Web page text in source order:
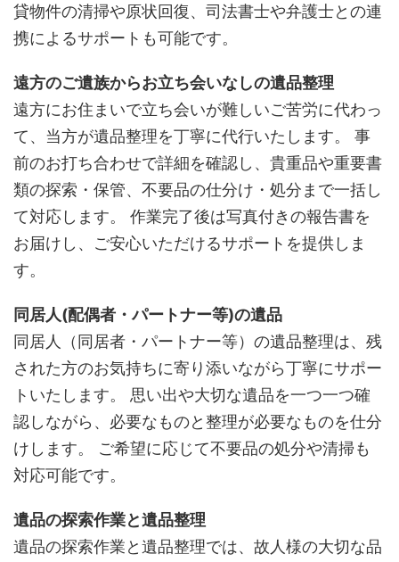
貸物件の清掃や原状回復、司法書士や弁護士との連
携によるサポートも可能です。
遠方のご遺族からお立ち会いなしの遺品整理
遠方にお住まいで立ち会いが難しいご苦労に代わっ
て、当方が遺品整理を丁寧に代行いたします。 事
前のお打ち合わせで詳細を確認し、貴重品や重要書
類の探索・保管、不要品の仕分け・処分まで一括し
て対応します。 作業完了後は写真付きの報告書を
お届けし、ご安心いただけるサポートを提供しま
す。
同居人(配偶者・パートナー等)の遺品
同居人（同居者・パートナー等）の遺品整理は、残
された方のお気持ちに寄り添いながら丁寧にサポー
トいたします。 思い出や大切な遺品を一つ一つ確
認しながら、必要なものと整理が必要なものを仕分
けします。 ご希望に応じて不要品の処分や清掃も
対応可能です。
遺品の探索作業と遺品整理
遺品の探索作業と遺品整理では、故人様の大切な品